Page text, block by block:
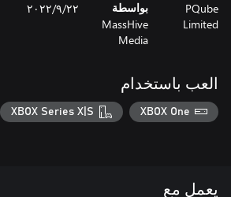
PQube
Limited
بواسطة
MassHive
Media
٢٢‏/٩‏/٢٠٢٢
العب باستخدام
XBOX One
XBOX Series X|S
يعمل مع